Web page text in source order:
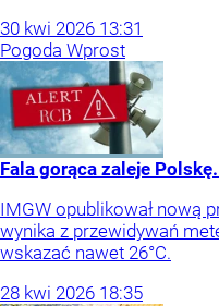
30 kwi 2026 13:31
Pogoda Wprost
Fala gorąca zaleje
IMGW opublikował nową
wynika z przewidywań
wskazać nawet 26°C.
28 kwi 2026 18:35